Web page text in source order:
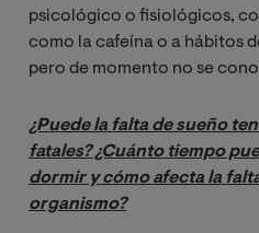
psicológico o fisiológicos,
como la cafeína o a hábitos
pero de momento no se
¿Puede la falta de sueño
fatales? ¿Cuánto tiempo
dormir y cómo afecta la
organismo?